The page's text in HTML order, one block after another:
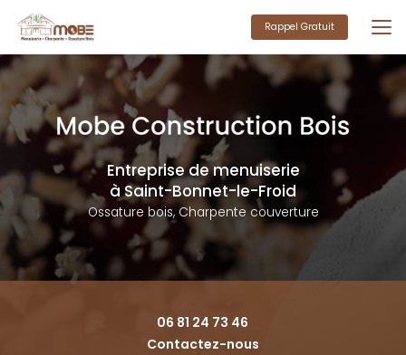
contenu
principal
Rappel Gratuit
Entreprise de menuiserie
à Saint-Bonnet-le-Froid
Ossature bois, Charpente couverture
06 81 24 73 46
Contactez-nous